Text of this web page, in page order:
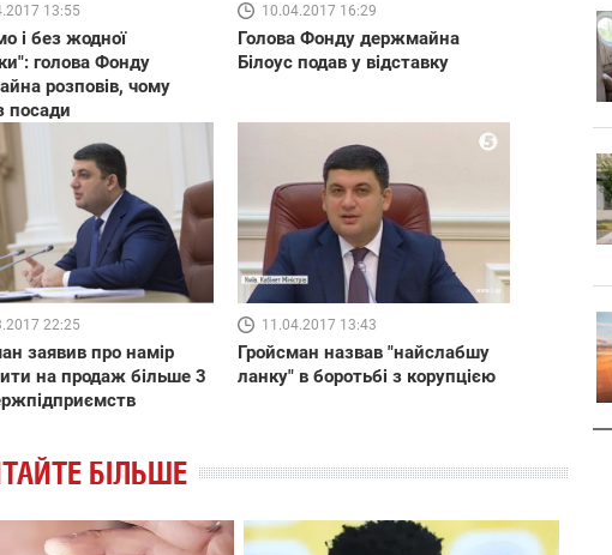
13:55
і без жодної
голова Фонду
розповів, чому
посади
10.04.2017 16:29
Голова Фонду держмайна
Білоус подав у відставку
22:25
заявив про намір
на продаж більше 3
11.04.2017 13:43
Гройсман назвав "найслабшу
ланку" в боротьбі з корупцією
БІЛЬШЕ